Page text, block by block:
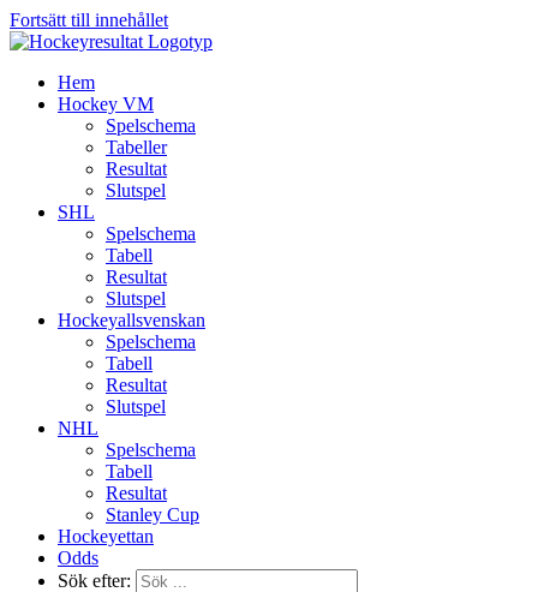
Fortsätt till innehållet
Hem
Hockey VM
Spelschema
Tabeller
Resultat
Slutspel
SHL
Spelschema
Tabell
Resultat
Slutspel
Hockeyallsvenskan
Spelschema
Tabell
Resultat
Slutspel
NHL
Spelschema
Tabell
Resultat
Stanley Cup
Hockeyettan
Odds
Sök efter: